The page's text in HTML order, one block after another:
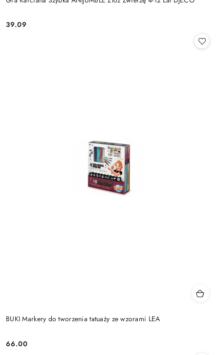
Cena:
39.09
BUKI Markery do tworzenia tatuaży ze wzorami LEA
Cena:
66.00